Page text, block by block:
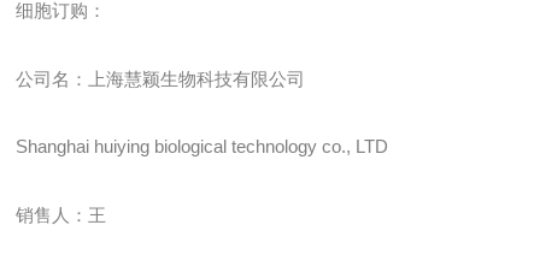
细胞订购：
公司名：上海慧颖生物科技有限公司
Shanghai huiying biological technology co., LTD
销售人：王